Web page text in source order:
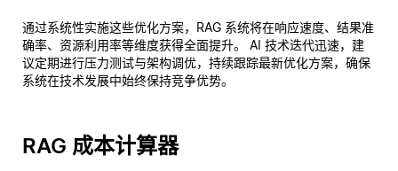
通过系统性实施这些优化方案，RAG 系统将在响应速度、结果准
确率、资源利用率等维度获得全面提升。 AI 技术迭代迅速，建
议定期进行压力测试与架构调优，持续跟踪最新优化方案，确保
系统在技术发展中始终保持竞争优势。
RAG 成本计算器